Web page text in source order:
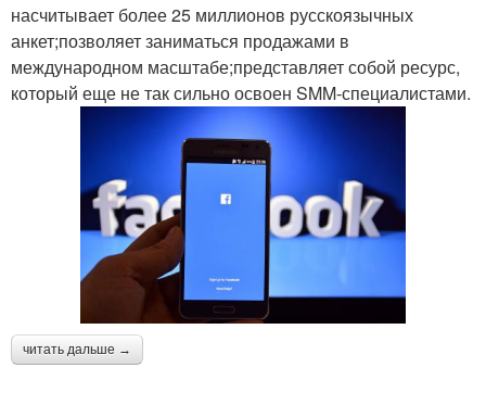
насчитывает более 25 миллионов русскоязычных
анкет;позволяет заниматься продажами в
международном масштабе;представляет собой ресурс,
который еще не так сильно освоен SMM-специалистами.
читать дальше →